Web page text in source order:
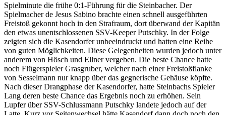
Spielminute die frühe 0:1-Führung für die Steinbacher. Der
Spielmacher de Jesus Sabino brachte einen schnell ausgeführten
Freistoß gekonnt hoch in den Strafraum, dort überwand der Kapitän
den etwas unentschlossenen SSV-Keeper Putschky. In der Folge
zeigten sich die Kasendorfer unbeeindruckt und hatten eine Reihe
von guten Möglichkeiten. Diese Gelegenheiten wurden jedoch unter
anderem von Hösch und Ellner vergeben. Die beste Chance hatte
noch Flügerspieler Grasgruber, welcher nach einer Freistoßflanke
von Sesselmann nur knapp über das gegnerische Gehäuse köpfte.
Nach dieser Drangphase der Kasendorfer, hatte Steinbachs Spieler
Lang deren beste Chance das Ergebnis noch zu erhöhen. Sein
Lupfer über SSV-Schlussmann Putschky landete jedoch auf der